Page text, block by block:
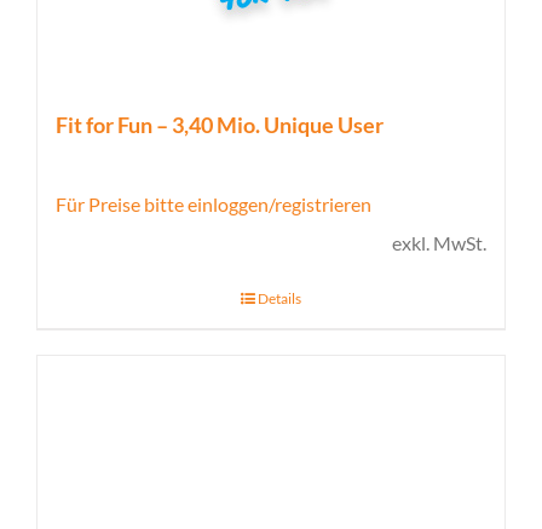
Fit for Fun – 3,40 Mio. Unique User
Für Preise bitte einloggen/registrieren
exkl. MwSt.
Details